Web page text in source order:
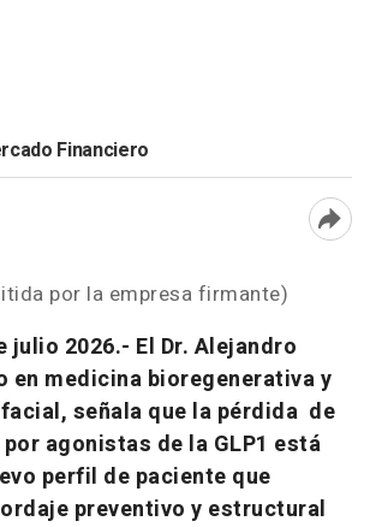
Financiero
por la empresa firmante)
julio 2026.- El Dr. Alejandro
en medicina bioregenerativa y
señala que la pérdida de
agonistas de la GLP1 está
perfil de paciente que
preventivo y estructural